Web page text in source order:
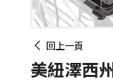
回上一頁
美紐澤西